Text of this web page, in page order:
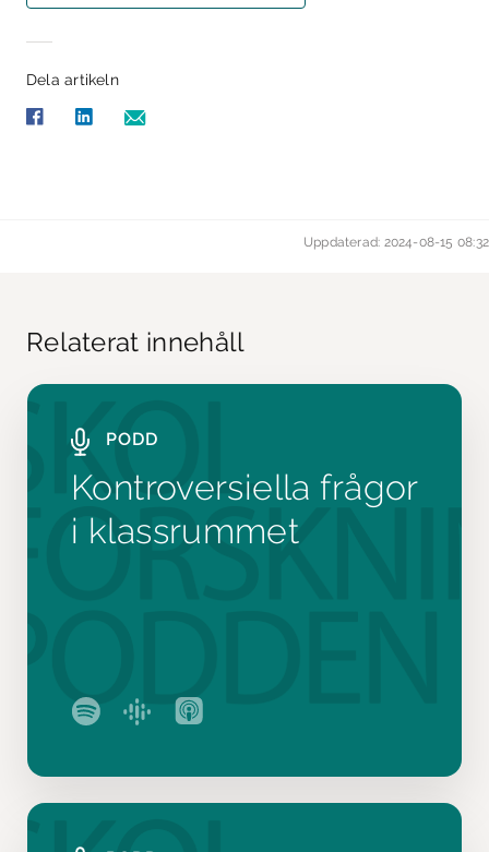
Dela artikeln
Uppdaterad: 2024-08-15 08:32
Relaterat innehåll
PODD
Kontroversiella frågor
i klassrummet